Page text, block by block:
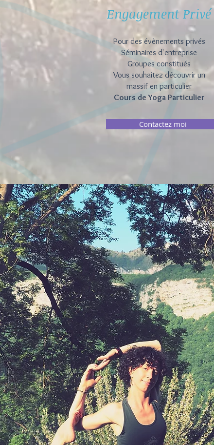
Engagement Privé
Pour des évènements privés
Séminaires d'entreprise
Groupes constitués
Vous souhaitez découvrir un
massif en particulier
Cours de Yoga Particulier
Contactez moi